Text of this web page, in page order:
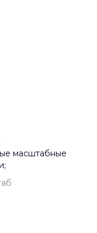
масштабные